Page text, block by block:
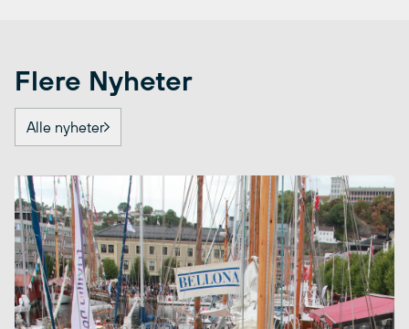
Flere Nyheter
Alle nyheter